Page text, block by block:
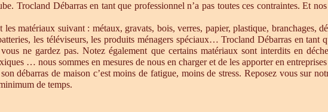
Trocland Débarras en tant que professionnel n’a pas toutes ces contraintes. Et
les matériaux suivant : métaux, gravats, bois, verres, papier, plastique, branchages,
les téléviseurs, les produits ménagers spéciaux… Trocland Débarras en tant
ne gardez pas. Notez également que certains matériaux sont interdits en
… nous sommes en mesures de nous en charger et de les apporter en
débarras de maison c’est moins de fatigue, moins de stress. Reposez vous sur
de temps.